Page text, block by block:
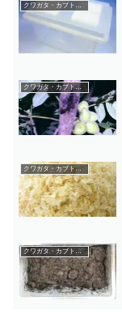
クワガタ・カブトムシの飼育
クワガタ・カブトムシの採集
クワガタ・カブトムシの飼育